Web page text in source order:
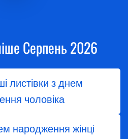
Серпень 2026
листівки з днем
чоловіка
народження жінці